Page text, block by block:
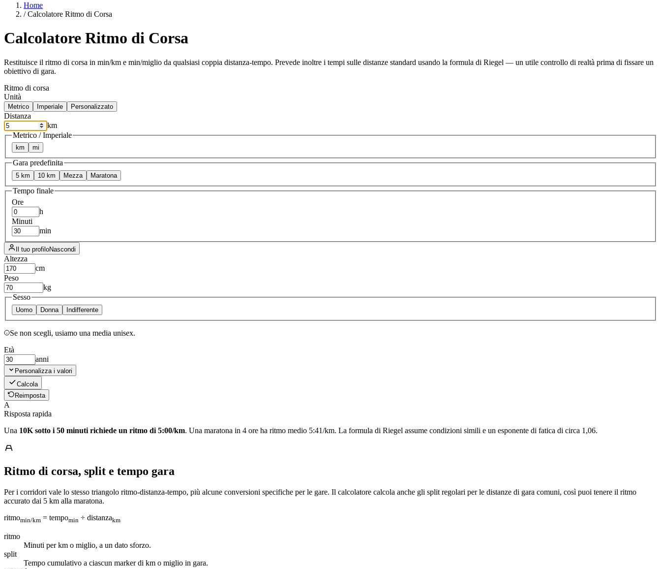
Home
/ Calcolatore Ritmo di Corsa
Calcolatore Ritmo di Corsa
Restituisce il ritmo di corsa in min/km e min/miglio da qualsiasi coppia distanza-tempo. Prevede inoltre i tempi sulle distanze standard usando la formula di Riegel — un utile controllo di realtà prima di fissare un
obiettivo di gara.
Ritmo di corsa
Unità
Metrico Imperiale Personalizzato
Distanza
km
Metrico / Imperiale
km mi
Gara predefinita
5 km 10 km Mezza Maratona
Tempo finale
Ore
h
Minuti
min
Il tuo profiloNascondi
Altezza
cm
Peso
kg
Sesso
Uomo Donna Indifferente
Se non scegli, usiamo una media unisex.
Età
anni
Personalizza i valori
Calcola
Reimposta
A
Risposta rapida
Una 10K sotto i 50 minuti richiede un ritmo di 5:00/km. Una maratona in 4 ore ha ritmo medio 5:41/km. La formula di Riegel assume condizioni simili e un esponente di fatica di circa 1,06.
Ritmo di corsa, split e tempo gara
Per i corridori vale lo stesso triangolo ritmo-distanza-tempo, più alcune conversioni specifiche per le gare. Il calcolatore calcola anche gli split regolari per le distanze di gara comuni, così puoi tenere il ritmo
accurato dai 5 km alla maratona.
ritmomin/km = tempomin ÷ distanzakm
ritmo
Minuti per km o miglio, a un dato sforzo.
split
Tempo cumulativo a ciascun marker di km o miglio in gara.